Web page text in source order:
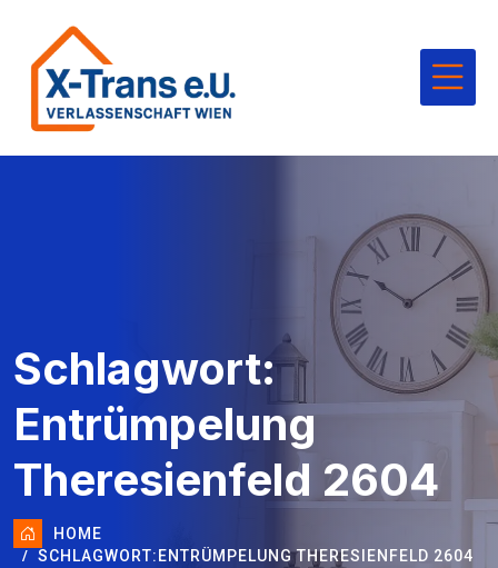
Schlagwort:
Entrümpelung
Theresienfeld 2604
HOME
SCHLAGWORT: ENTRÜMPELUNG THERESIENFELD 2604